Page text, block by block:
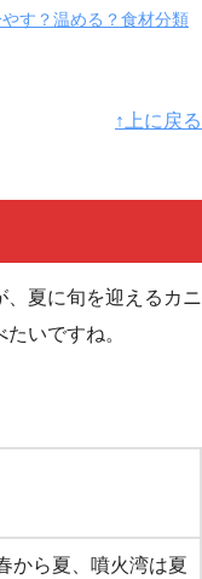
す？温める？食材分類
↑上に戻る
、夏に旬を迎えるカニ
いですね。
から夏、噴火湾は夏